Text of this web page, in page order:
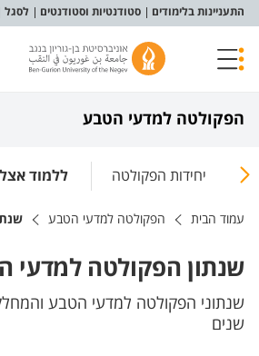
תפריט נגישות
התעניינות בלימודים סטודנטיות וסטודנטים לסגל
הפקולטה למדעי הטבע
יחידות הפקולטה ללמוד
עמוד הבית הפקולטה למדעי הטבע
שנתון הפקולטה למדעי
שנתוני הפקולטה למדעי הטבע
שנים